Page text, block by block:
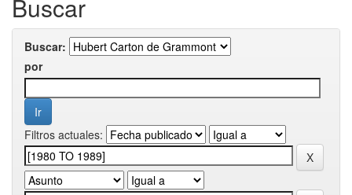
Buscar
Buscar:
por
Filtros actuales: